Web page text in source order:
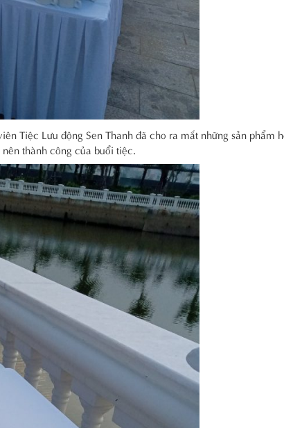
Tiệc Lưu động Sen Thanh đã cho ra mắt những sản phẩm
thành công của buổi tiệc.